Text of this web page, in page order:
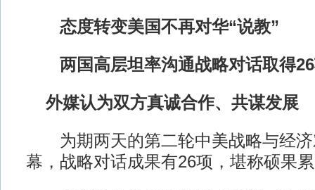
态度转变美国不再对华“说教”
两国高层坦率沟通战略对话取得26
外媒认为双方真诚合作、共谋发展
为期两天的第二轮中美战略与经济
幕，战略对话成果有26项，堪称硕果